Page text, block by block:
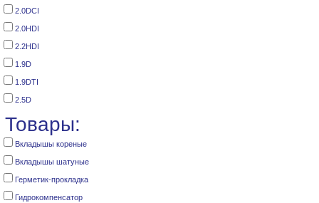
2.0DCI
2.0HDI
2.2HDI
1.9D
1.9DTI
2.5D
Товары:
Вкладышы кореные
Вкладышы шатуные
Герметик-прокладка
Гидрокомпенсатор